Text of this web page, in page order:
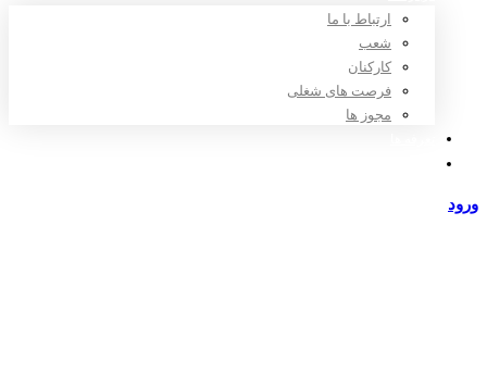
ارتباط با ما
شعب
کارکنان
فرصت های شغلی
مجوز ها
ورود